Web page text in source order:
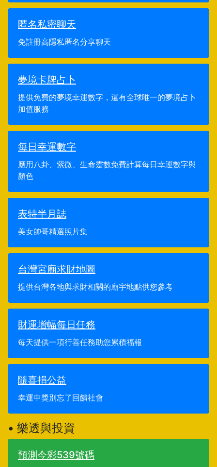
匿名私密聊天
免註冊高隱私匿名分享聊天
夢境卡牌占卜
提供免費的夢境幸運數字，還有全球唯一的夢境占卜
加值服務
每日幸運數字
應用八卦、紫微、生命靈數免費計算每日幸運數字與
顏色
表特半月誌
美女帥哥精選照片集
台灣宮廟求財地圖
提供台灣各地與求財相關的廟宇地點供您參考
財運增幅每日任務
每天提供一項行善任務助您累積福報
隨喜捐公益
幸運中獎別忘了回饋社會
• 樂透與投資
預測今彩539號碼